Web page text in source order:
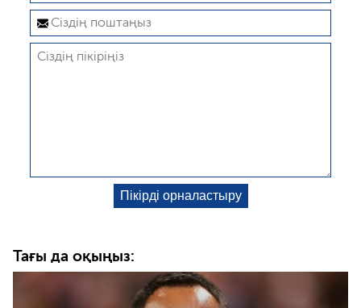
Тағы да оқыңыз: